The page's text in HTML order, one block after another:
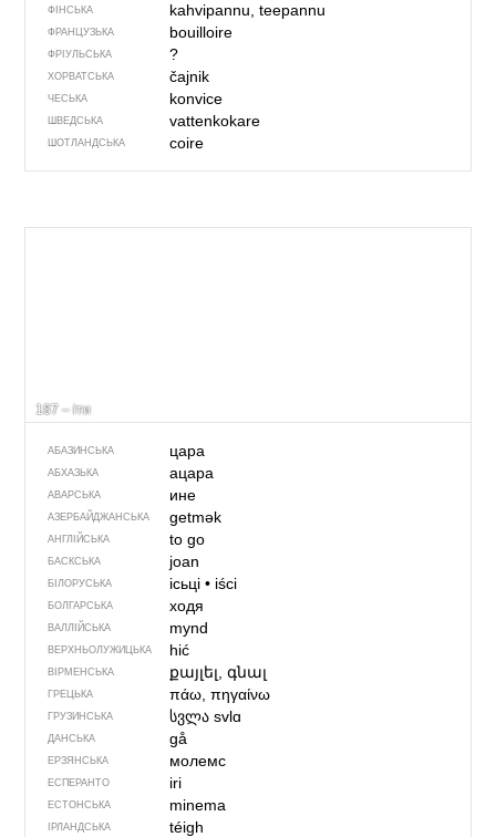
ФІНСЬКА kahvipannu, teepannu
ФРАНЦУЗЬКА bouilloire
ФРІУЛЬСЬКА ?
ХОРВАТСЬКА čajnik
ЧЕСЬКА konvice
ШВЕДСЬКА vattenkokare
ШОТЛАНДСЬКА coire
187 – іти
АБАЗИНСЬКА цара
АБХАЗЬКА ацара
АВАРСЬКА ине
АЗЕРБАЙДЖАНСЬКА getmək
АНГЛІЙСЬКА to go
БАСКСЬКА joan
БІЛОРУСЬКА ісьці• iści
БОЛГАРСЬКА ходя
ВАЛЛІЙСЬКА mynd
ВЕРХНЬОЛУЖИЦЬКА hić
ВІРМЕНСЬКА քայլել, գնալ
ГРЕЦЬКА πάω, πηγαίνω
ГРУЗИНСЬКА სვლაsvlɑ
ДАНСЬКА gå
ЕРЗЯНСЬКА молемс
ЕСПЕРАНТО iri
ЕСТОНСЬКА minema
ІРЛАНДСЬКА téigh